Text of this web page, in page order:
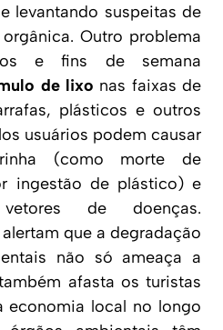
levantando suspeitas de
Outro problema
e fins de semana
de lixo nas faixas de
plásticos e outros
usuários podem causar
(como morte de
ingestão de plástico) e
de doenças.
que a degradação
não só ameaça a
afasta os turistas
economia local no longo